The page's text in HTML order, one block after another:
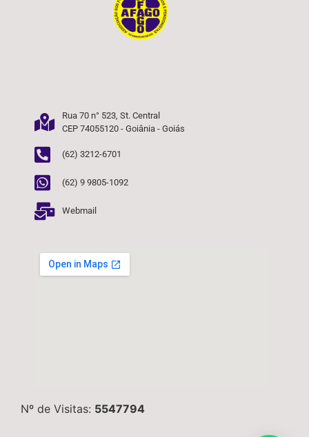
Rua 70 n° 523, St. Central
CEP 74055120 - Goiânia - Goiás
(62) 3212-6701
(62) 9 9805-1092
Webmail
Nº de Visitas: 5547794